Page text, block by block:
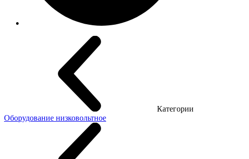
Категории
Оборудование низковольтное